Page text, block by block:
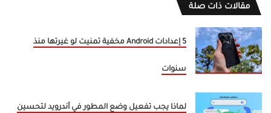
مقالات ذات صلة
5 إعدادات Android مخفية تمنيت لو غيرتها منذ
سنوات
لماذا يجب تفعيل وضع المطور في أندرويد لتحسين